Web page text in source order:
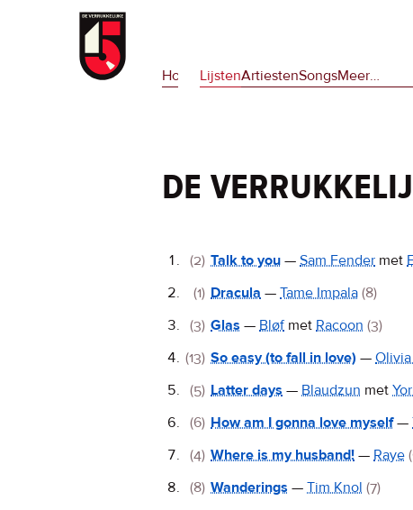
Overslaan
naar
Hoofdnavigatie
Home LijstenArtiestenSongsMeerop
…
de
De
Verrukkelijke
15
(2) Talk to you — Sam Fender met
(1) Dracula — Tame Impala (8)
(3) Glas — Bløfmet Racoon (3)
(13) So easy (to fall in love) —
(5) Latter days — Blaudzun met
(6) How am I gonna love myself—
(4) Where is my husband! — Raye
(8) Wanderings — Tim Knol (7)